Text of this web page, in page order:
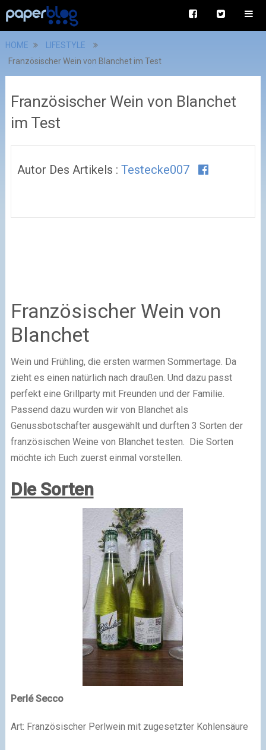
HOME
LIFESTYLE
Französischer Wein von Blanchet im Test
Französischer Wein von Blanchet
im Test
Autor Des Artikels : Testecke007
Französischer Wein von
Blanchet
Wein und Frühling, die ersten warmen Sommertage. Da
zieht es einen natürlich nach draußen. Und dazu passt
perfekt eine Grillparty mit Freunden und der Familie.
Passend dazu wurden wir von Blanchet als
Genussbotschafter ausgewählt und durften 3 Sorten der
französischen Weine von Blanchet testen. Die Sorten
möchte ich Euch zuerst einmal vorstellen.
Die Sorten
Perlé Secco
Art: Französischer Perlwein mit zugesetzter Kohlensäure